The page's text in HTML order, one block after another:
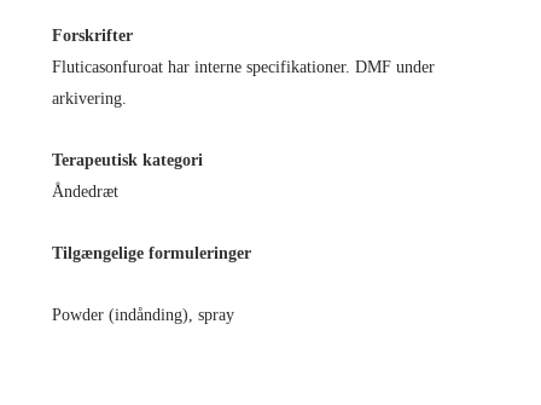
Forskrifter
Fluticasonfuroat har interne specifikationer. DMF under
arkivering.
Terapeutisk kategori
Åndedræt
Tilgængelige formuleringer
Powder (indånding) spray